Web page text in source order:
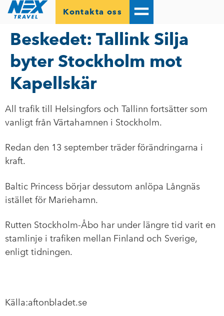
Kontakta oss
Beskedet: Tallink Silja
byter Stockholm mot
Kapellskär
All trafik till Helsingfors och Tallinn fortsätter som
vanligt från Värtahamnen i Stockholm.
Redan den 13 september träder förändringarna i
kraft.
Baltic Princess börjar dessutom anlöpa Långnäs
istället för Mariehamn.
Rutten Stockholm-Åbo har under längre tid varit en
stamlinje i trafiken mellan Finland och Sverige,
enligt tidningen.
Källa:aftonbladet.se